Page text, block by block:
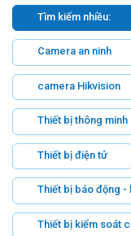
Tìm kiếm nhiều:
Camera an ninh
camera Hikvision
Thiết bị thông minh
Thiết bị điện tử
Thiết bị báo động -
Thiết bị kiểm soát